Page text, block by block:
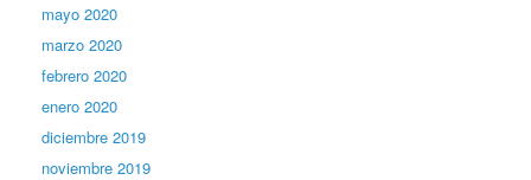
mayo 2020
marzo 2020
febrero 2020
enero 2020
diciembre 2019
noviembre 2019